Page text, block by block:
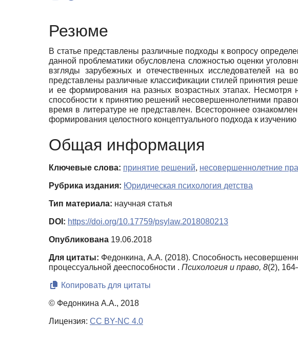
Резюме
В статье представлены различные подходы к вопросу
данной проблематики обусловлена сложностью оценки
взгляды зарубежных и отечественных исследователей на
представлены различные классификации стилей принятия
и ее формирования на разных возрастных этапах. Несмотря
способности к принятию решений несовершеннолетними
время в литературе не представлен. Всестороннее
формирования целостного концептуального подхода к
Общая информация
Ключевые слова: принятие решений, несовершеннолетние
Рубрика издания: Юридическая психология детства
Тип материала: научная статья
DOI: https://doi.org/10.17759/psylaw.2018080213
Опубликована 19.06.2018
Для цитаты: Федонкина, А.А. (2018). Способность
процессуальной дееспособности . Психология и право, 8(2),
Копировать для цитаты
© Федонкина А.А., 2018
Лицензия: CC BY-NC 4.0